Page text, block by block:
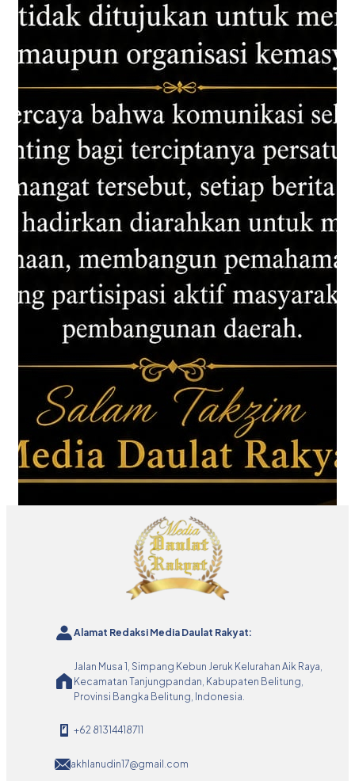
Alamat Redaksi Media Daulat Rakyat:
Jalan Musa 1, Simpang Kebun Jeruk Kelurahan Aik Raya,
Kecamatan Tanjungpandan, Kabupaten Belitung,
Provinsi Bangka Belitung, Indonesia.
+62 81314418711
akhlanudin17@gmail.com